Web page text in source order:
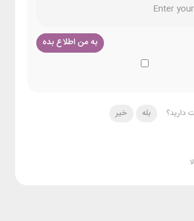
دارید؟ بله خیر